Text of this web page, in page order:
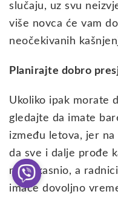
slučaju, uz svu
više novca će vam
neočekivanih
Planirajte dobro
Ukoliko ipak morate
gledajte da imate
između letova, jer
da sve i dalje prođe
malo kasnio, a
imaće dovoljno